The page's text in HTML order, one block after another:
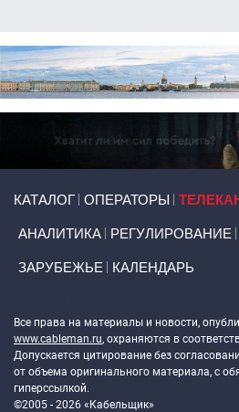
КАТАЛОГ ОПЕРАТОРЫ
АНАЛИТИКА РЕГУЛИРОВАНИЕ
ЗАРУБЕЖЬЕ КАЛЕНДАРЬ
Все права на материалы и новости,
www.cableman.ru, охраняются в
Допускается цитирование без
от объема оригинального материала, с
гиперссылкой.
©2005 - 2026 «Кабельщик»